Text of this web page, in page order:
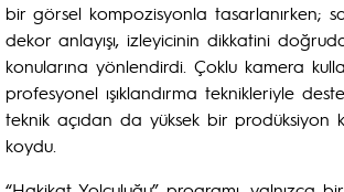
bir görsel kompozisyonla tasarlanırken;
dekor anlayışı, izleyicinin dikkatini
konularına yönlendirdi. Çoklu kamera
profesyonel ışıklandırma teknikleriyle
teknik açıdan da yüksek bir prodüksiyon
koydu.